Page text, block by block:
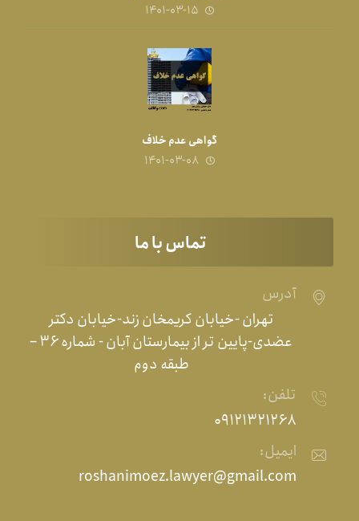
۱۴۰۱-۰۳-۱۵
گواهی عدم خلاف
۱۴۰۱-۰۳-۰۸
تماس با ما
آدرس
تهران -خیابان کریمخان زند-خیابان دکتر
عضدی-پایین تر از بیمارستان آبان - شماره ۳۶ –
طبقه دوم
تلفن:
۰۹۱۲۱۳۲۱۲۶۸
ایمیل:
roshanimoez.lawyer@gmail.com